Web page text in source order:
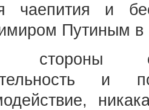
чаепития и
Путиным в
стороны
и